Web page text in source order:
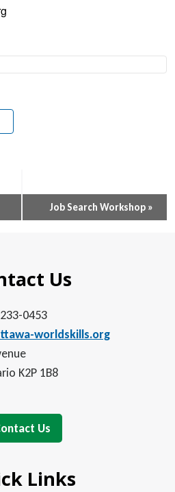
Job Search Workshop »
Us
0453
worldskills.org
K2P 1B8
Us
Links